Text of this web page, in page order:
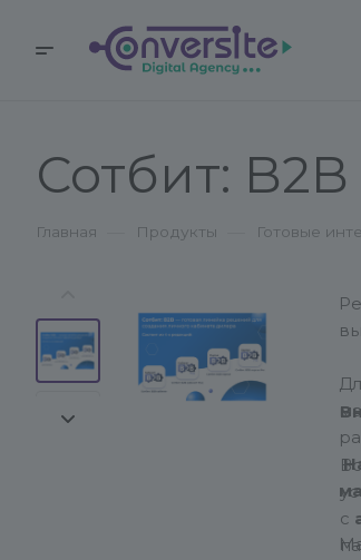
Сотбит:
Главная Продукты Готовые
с